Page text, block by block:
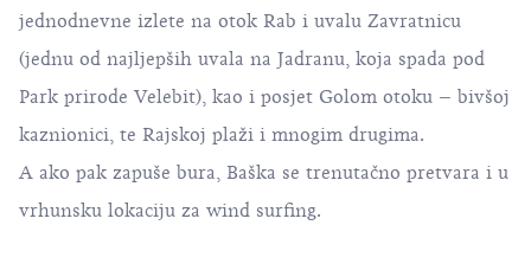
jednodnevne izlete na otok Rab i uvalu Zavratnicu
(jednu od najljepših uvala na Jadranu, koja spada pod
Park prirode Velebit), kao i posjet Golom otoku – bivšoj
kaznionici, te Rajskoj plaži i mnogim drugima.
A ako pak zapuše bura, Baška se trenutačno pretvara i u
vrhunsku lokaciju za wind surfing.